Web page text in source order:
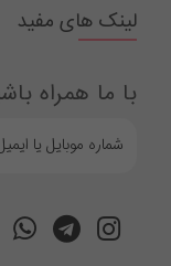
لینک های مفید
با ما همراه